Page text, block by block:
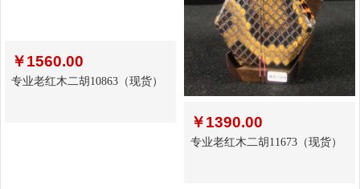
￥1560.00
专业老红木二胡10863（现货）
￥1390.00
专业老红木二胡11673（现货）